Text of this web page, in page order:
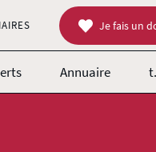
Annuaire
Je fais un